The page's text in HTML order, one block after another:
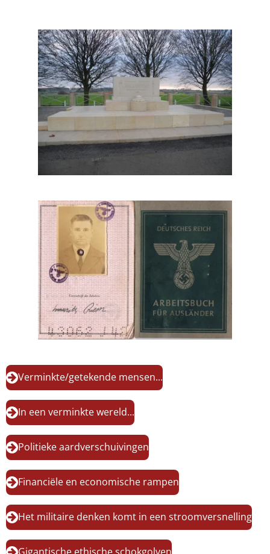
Verminkte/getekende mensen...
In een verminkte wereld...
Politieke aardverschuivingen
Financiële en economische rampen
Het militaire denken komt in een stroomversnelling